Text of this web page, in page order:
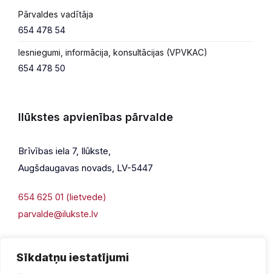
Sīkdatņu iestatījumi
Pārvaldes vadītāja
654 478 54
Iesniegumi, informācija, konsultācijas (VPVKAC)
654 478 50
Ilūkstes apvienības pārvalde
Brīvības iela 7, Ilūkste,
Augšdaugavas novads, LV-5447
654 625 01 (lietvede)
parvalde@ilukste.lv